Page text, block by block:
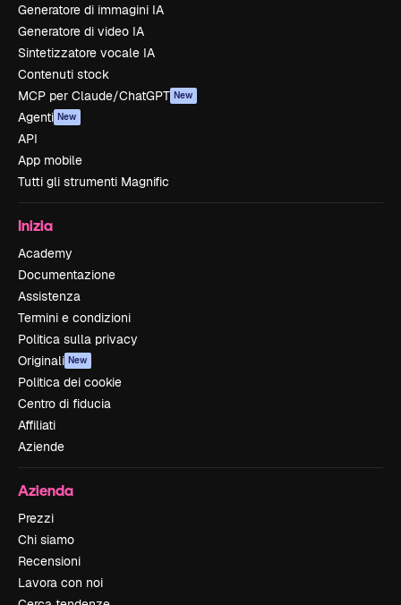
Generatore di immagini IA
Generatore di video IA
Sintetizzatore vocale IA
Contenuti stock
MCP per Claude/ChatGPT New
Agenti New
API
App mobile
Tutti gli strumenti Magnific
Inizia
Academy
Documentazione
Assistenza
Termini e condizioni
Politica sulla privacy
Originali New
Politica dei cookie
Centro di fiducia
Affiliati
Aziende
Azienda
Prezzi
Chi siamo
Recensioni
Lavora con noi